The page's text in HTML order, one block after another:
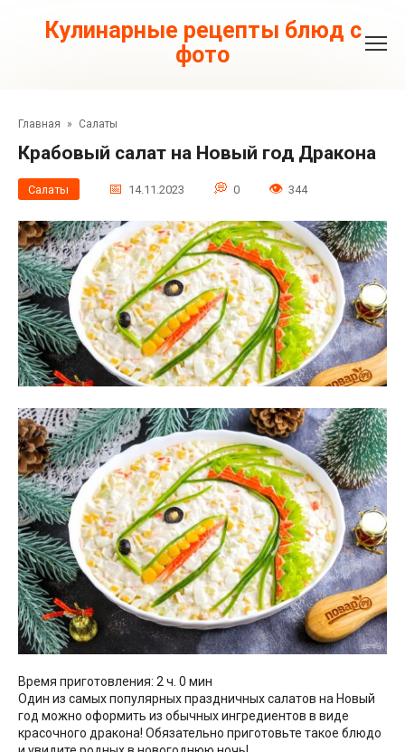
контентуКулинарные рецепты блюд с
фото
Главная » Салаты
Крабовый салат на Новый год Дракона
Салаты 14.11.2023 0 344
Время приготовления: 2 ч. 0 мин
Один из самых популярных праздничных салатов на Новый
год можно оформить из обычных ингредиентов в виде
красочного дракона! Обязательно приготовьте такое блюдо